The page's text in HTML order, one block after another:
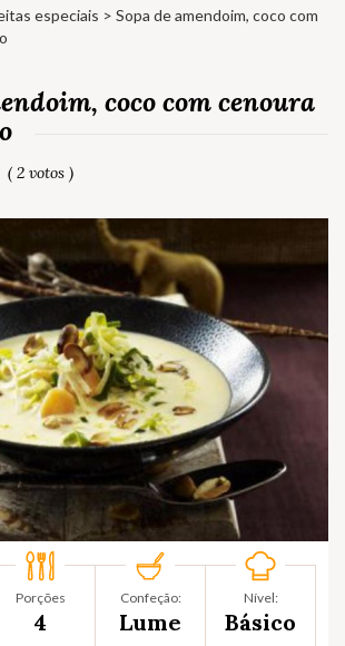
especiais > Sopa de amendoim, coco com
coco com cenoura
( 2 votos )
Porções
4
Confeção:
Lume
Nível:
Básico